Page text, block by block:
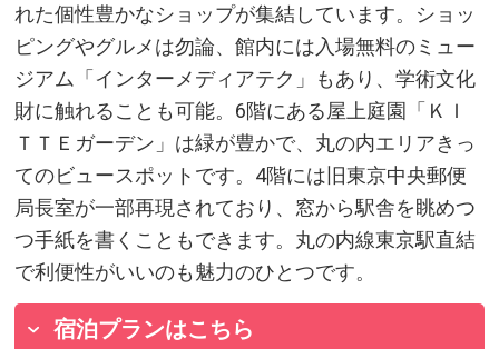
れた個性豊かなショップが集結しています。ショッ
ピングやグルメは勿論、館内には入場無料のミュー
ジアム「インターメディアテク」もあり、学術文化
財に触れることも可能。6階にある屋上庭園「ＫＩ
ＴＴＥガーデン」は緑が豊かで、丸の内エリアきっ
てのビュースポットです。4階には旧東京中央郵便
局長室が一部再現されており、窓から駅舎を眺めつ
つ手紙を書くこともできます。丸の内線東京駅直結
で利便性がいいのも魅力のひとつです。
宿泊プランはこちら